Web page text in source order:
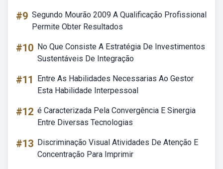
#9 Segundo Mourão 2009 A Qualificação Profissional
Permite Obter Resultados
#10 No Que Consiste A Estratégia De Investimentos
Sustentáveis De Integração
#11
Entre As Habilidades Necessarias Ao Gestor
Esta Habilidade Interpessoal
#12 é Caracterizada Pela Convergência E Sinergia
Entre Diversas Tecnologias
#13 Discriminação Visual Atividades De Atenção E
Concentração Para Imprimir